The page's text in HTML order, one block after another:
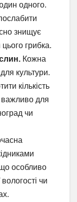
одного.
знищує
грибка.
Кожна
культури.
кількість
для
чи
особливо
чи